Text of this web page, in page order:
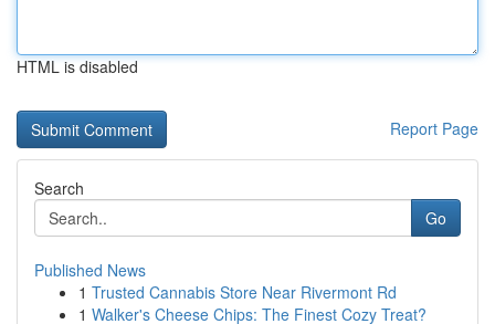
HTML is disabled
Report Page
Search
Go
Published News
1 Trusted Cannabis Store Near Rivermont Rd
1 Walker's Cheese Chips: The Finest Cozy Treat?